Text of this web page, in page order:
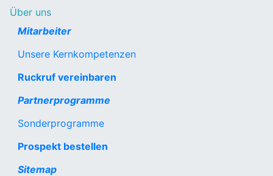
Über uns
Mitarbeiter
Unsere Kernkompetenzen
Ruckruf vereinbaren
Partnerprogramme
Sonderprogramme
Prospekt bestellen
Sitemap